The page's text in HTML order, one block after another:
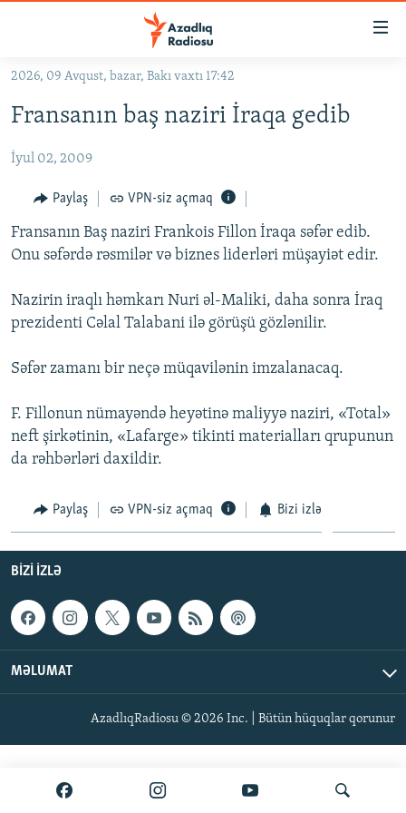
Əsas
qayıt
naviqasiyaya
Axtarışa
keç
KORRUPSIOMETR
#ƏSLINDƏ
FƏRQƏ BAX
QANUNI DOĞRU
ARAŞDIRMA
MULTIMEDIA
VIDEO
KARIKATURA
RADIO ARXIV
AZƏRBAYCAN ƏDƏBIYYATI KITABXANASI
İSLAM VƏ DEMOKRATIYA
PEŞƏ ETIKASI VƏ JURNALISTIKA STANDARTLARIMIZ
AZADLIQRADIOSU MOBIL TELEFONUNUZDA
BIZIMLƏ ƏLAQƏ
BIZI IZLƏ
2026, 09 Avqust, bazar, Bakı vaxtı 17:42
Fransanın baş naziri İraqa gedib
İyul 02, 2009
Paylaş VPN-siz açmaq
Fransanın Baş naziri Frankois Fillon İraqa səfər edib.
Onu səfərdə rəsmilər və biznes liderləri müşayiət edir.
Nazirin iraqlı həmkarı Nuri əl-Maliki, daha sonra İraq
prezidenti Cəlal Talabani ilə görüşü gözlənilir.
Səfər zamanı bir neçə müqavilənin imzalanacaq.
F. Fillonun nümayəndə heyətinə maliyyə naziri, «Total»
neft şirkətinin, «Lafarge» tikinti materialları qrupunun
da rəhbərləri daxildir.
Paylaş VPN-siz açmaq Bizi izlə
BIZI IZLƏ
MƏLUMAT
AzadlıqRadiosu © 2026 Inc. | Bütün hüquqlar qorunur